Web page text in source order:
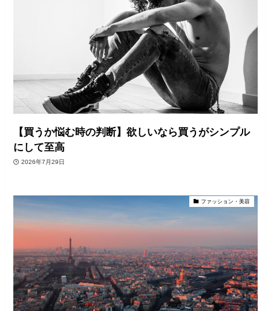
【買うか悩む時の判断】欲しいなら買うがシンプル
にして至高
2026年7月29日
ファッション・美容